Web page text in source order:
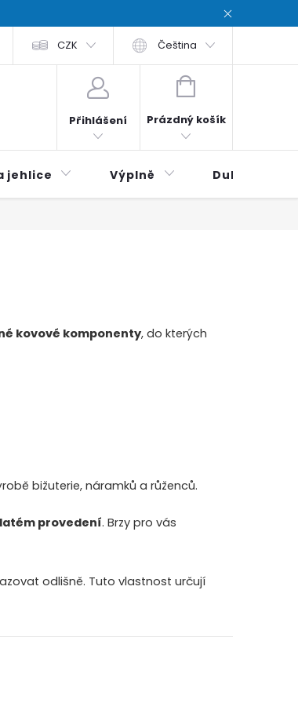
Zásady ochrana osobních údajů / Privacy
CZK Čeština
Přihlášení
NÁKUPNÍ
Prázdný košík
jehlice Výplně Duhová
kovové komponenty, do kterých
bižuterie, náramků a růženců.
provedení. Brzy pro vás
odlišně. Tuto vlastnost určují